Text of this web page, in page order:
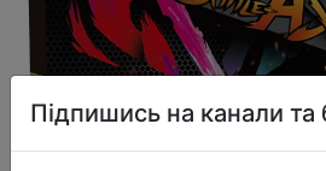
Підпишись на канали та